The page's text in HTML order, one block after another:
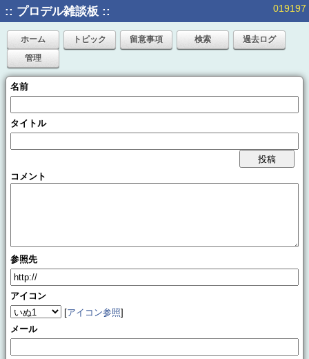
:: プロデル雑談板 :: 019197
ホーム トピック 留意事項 検索
過去ログ
管理
名前
タイトル
コメント
参照先
アイコン
[アイコン参照]
メール